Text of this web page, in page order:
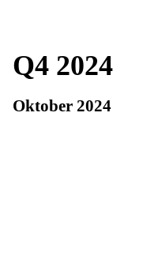
Q4 2024
Oktober 2024